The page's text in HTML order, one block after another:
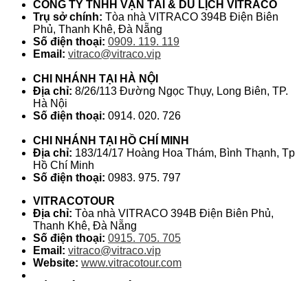
CÔNG TY TNHH VẬN TẢI & DU LỊCH VITRACO
Trụ sở chính: Tòa nhà VITRACO 394B Điện Biên
Phủ, Thanh Khê, Đà Nẵng
Số điện thoại: 0909. 119. 119
Email: vitraco@vitraco.vip
CHI NHÁNH TẠI HÀ NỘI
Địa chỉ: 8/26/113 Đường Ngọc Thụy, Long Biên, TP.
Hà Nội
Số điện thoại: 0914. 020. 726
CHI NHÁNH TẠI HỒ CHÍ MINH
Địa chỉ: 183/14/17 Hoàng Hoa Thám, Bình Thạnh, Tp
Hồ Chí Minh
Số điện thoại: 0983. 975. 797
VITRACOTOUR
Địa chỉ: Tòa nhà VITRACO 394B Điện Biên Phủ,
Thanh Khê, Đà Nẵng
Số điện thoại: 0915. 705. 705
Email: vitraco@vitraco.vip
Website: www.vitracotour.com